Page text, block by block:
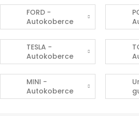
FORD -
Autokoberce
TESLA -
Autokoberce
MINI -
Autokoberce